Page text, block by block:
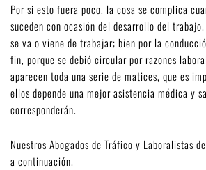
Por si esto fuera poco, la cosa se complica
suceden con ocasión del desarrollo del
se va o viene de trabajar; bien por la
fin, porque se debió circular por razones
aparecen toda una serie de matices, que es
ellos depende una mejor asistencia médica y
corresponderán.
Nuestros Abogados de Tráfico y Laboralistas
a continuación.